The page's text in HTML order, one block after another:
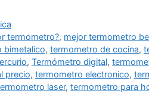
termometro?, mejor termometro
bimetalico, termometro de cocina,
, Termómetro digital,
precio, termometro electronico,
laser, termometro para